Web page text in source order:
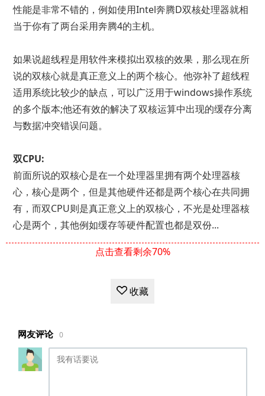
性能是非常不错的，例如使用Intel奔腾D双核处理器就相
当于你有了两台采用奔腾4的主机。
如果说超线程是用软件来模拟出双核的效果，那么现在所
说的双核心就是真正意义上的两个核心。他弥补了超线程
适用系统比较少的缺点，可以广泛用于windows操作系统
的多个版本;他还有效的解决了双核运算中出现的缓存分离
与数据冲突错误问题。
双CPU:
前面所说的双核心是在一个处理器里拥有两个处理器核
心，核心是两个，但是其他硬件还都是两个核心在共同拥
有，而双CPU则是真正意义上的双核心，不光是处理器核
心是两个，其他例如缓存等硬件配置也都是双份...
点击查看剩余70%
收藏
网友评论 0